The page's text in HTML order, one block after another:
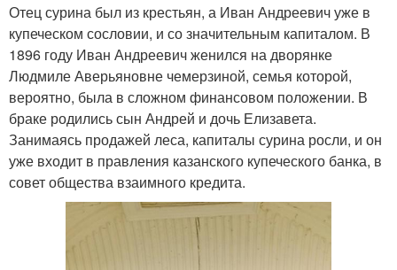
Отец сурина был из крестьян, а Иван Андреевич уже в
купеческом сословии, и со значительным капиталом. В
1896 году Иван Андреевич женился на дворянке
Людмиле Аверьяновне чемерзиной, семья которой,
вероятно, была в сложном финансовом положении. В
браке родились сын Андрей и дочь Елизавета.
Занимаясь продажей леса, капиталы сурина росли, и он
уже входит в правления казанского купеческого банка, в
совет общества взаимного кредита.